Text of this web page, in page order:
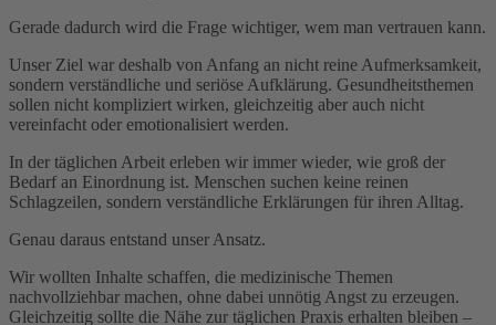
Gerade dadurch wird die Frage wichtiger, wem man vertrauen kann.
Unser Ziel war deshalb von Anfang an nicht reine Aufmerksamkeit,
sondern verständliche und seriöse Aufklärung. Gesundheitsthemen
sollen nicht kompliziert wirken, gleichzeitig aber auch nicht
vereinfacht oder emotionalisiert werden.
In der täglichen Arbeit erleben wir immer wieder, wie groß der
Bedarf an Einordnung ist. Menschen suchen keine reinen
Schlagzeilen, sondern verständliche Erklärungen für ihren Alltag.
Genau daraus entstand unser Ansatz.
Wir wollten Inhalte schaffen, die medizinische Themen
nachvollziehbar machen, ohne dabei unnötig Angst zu erzeugen.
Gleichzeitig sollte die Nähe zur täglichen Praxis erhalten bleiben –